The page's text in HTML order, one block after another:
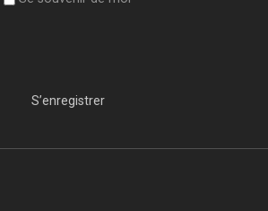
S’enregistrer